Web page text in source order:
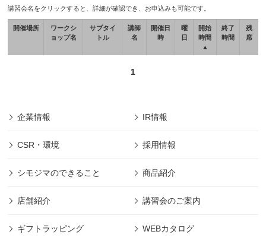
講習会名をクリックすると、詳細が確認でき、お申込みも可能です。
開催場所
ワークシ
ョップ名
サブタイ
トル
講師
名
開催日
時
曜
日
開始
時間
▲
終了
時間
残
席
1
企業情報 IR情報
CSR・環境 採用情報
シモジマのできること 商品紹介
店舗紹介 講習会のご案内
ギフトラッピング WEBカタログ